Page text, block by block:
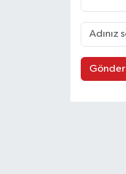
Gönder